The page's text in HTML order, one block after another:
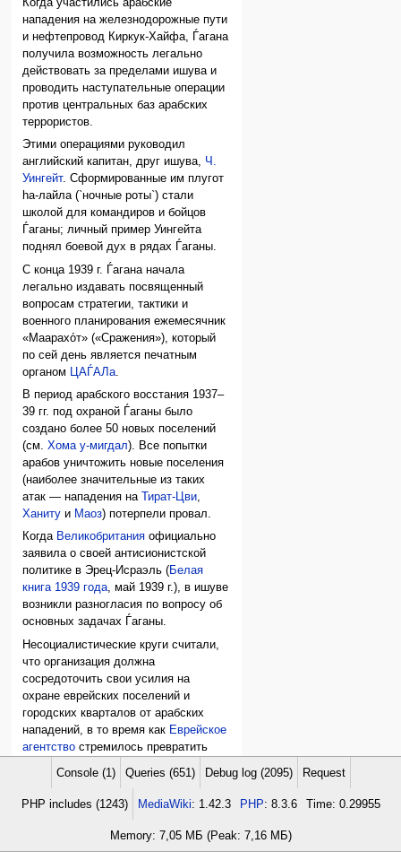
Когда участились арабские
нападения на железнодорожные пути
и нефтепровод Киркук-Хайфа, Ѓагана
получила возможность легально
действовать за пределами ишува и
проводить наступательные операции
против центральных баз арабских
террористов.
Этими операциями руководил
английский капитан, друг ишува, Ч.
Уингейт. Сформированные им плугот
hа-лайла (`ночные роты`) стали
школой для командиров и бойцов
Ѓаганы; личный пример Уингейта
поднял боевой дух в рядах Ѓаганы.
С конца 1939 г. Ѓагана начала
легально издавать посвященный
вопросам стратегии, тактики и
военного планирования ежемесячник
«Маарахо́т» («Сражения»), который
по сей день является печатным
органом
ЦАЃАЛа
В период арабского восстания 1937–
39 гг. под охраной Ѓаганы было
создано более 50 новых поселений
(см.Хома у-мигдал). Все попытки
арабов уничтожить новые поселения
(наиболее значительные из таких
атак — нападения на
Тират-Цви,
Ханиту и Маоз) потерпели провал.
Когда Великобритания официально
заявила о своей антисионистской
политике в Эрец-Исраэль (Белая
книга 1939 года, май 1939 г.), в ишуве
возникли разногласия по вопросу об
основных задачах Ѓаганы.
Несоциалистические круги считали,
что организация должна
сосредоточить свои усилия на
охране еврейских поселений и
городских кварталов от арабских
нападений, в то время как Еврейское
агентство стремилось превратить
его борьбе против антисионистской
политики британских властей; такой
же точки зрения придерживалось
большинство членов Ѓаганы.
Console (1) Queries (651) Debug log (2095) Request
PHP includes (1243) MediaWiki: 1.42.3 PHP: 8.3.6 Time: 0.29955
Memory: 7,05 МБ (Peak: 7,16 МБ)